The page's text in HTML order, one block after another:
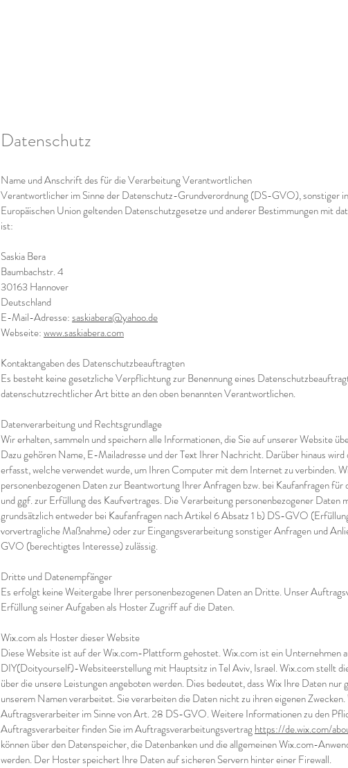
Datenschutz
Name und Anschrift des für die Verarbeitung Verantwortlichen
Verantwortlicher im Sinne der Datenschutz-Grundverordnung (DS-GVO), sonstiger
Europäischen Union geltenden Datenschutzgesetze und anderer Bestimmungen mit
ist:
Saskia Bera
Baumbachstr. 4
30163 Hannover
Deutschland
E-Mail-Adresse:saskiabera@yahoo.de
Webseite:www.saskiabera.com
Kontaktangaben des Datenschutzbeauftragten
Es besteht keine gesetzliche Verpflichtung zur Benennung eines
datenschutzrechtlicher Art bitte an den oben benannten Verantwortlichen.
Datenverarbeitung und Rechtsgrundlage
Wir erhalten, sammeln und speichern alle Informationen, die Sie auf unserer Website
Dazu gehören Name, E-Mailadresse und der Text Ihrer Nachricht. Darüber hinaus
erfasst, welche verwendet wurde, um Ihren Computer mit dem Internet zu verbinden.
personenbezogenen Daten zur Beantwortung Ihrer Anfragen bzw. bei Kaufanfragen
und ggf. zur Erfüllung des Kaufvertrages. Die Verarbeitung personenbezogener
grundsätzlich entweder bei Kaufanfragen nach Artikel 6 Absatz 1 b) DS-GVO
vorvertragliche Maßnahme) oder zur Eingangsverarbeitung sonstiger Anfragen und
GVO (berechtigtes Interesse) zulässig.
Dritte und Datenempfänger
Es erfolgt keine Weitergabe Ihrer personenbezogenen Daten an Dritte. Unser
Erfüllung seiner Aufgaben als Hoster Zugriff auf die Daten.
Wix.com als Hoster dieser Website
Diese Website ist auf der Wix.com-Plattform gehostet. Wix.com ist ein Unternehmen
DIY(Doityourself)-Websiteerstellung mit Hauptsitz in Tel Aviv, Israel. Wix.com stellt
über die unsere Leistungen angeboten werden. Dies bedeutet, dass Wix Ihre Daten nur
unserem Namen verarbeitet. Sie verarbeiten die Daten nicht zu ihren eigenen
Auftragsverarbeiter im Sinne von Art. 28 DS-GVO. Weitere Informationen zu den
Auftragsverarbeiter finden Sie im Auftragsverarbeitungsvertraghttps://de.wix.com/
können über den Datenspeicher, die Datenbanken und die allgemeinen Wix.com-
werden. Der Hoster speichert Ihre Daten auf sicheren Servern hinter einer Firewall.